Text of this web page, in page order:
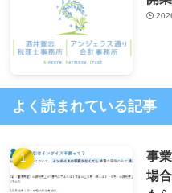
よく読まれている記事
事
場